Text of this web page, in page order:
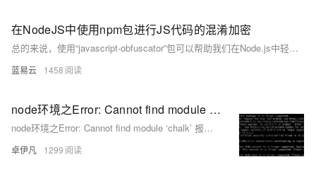
在NodeJS中使用npm包进行JS代码的混淆加密
总的来说，使用“javascript-obfuscator”包可以帮助我们在Node.js中轻松地混淆JavaScript代码。通过合理的配置，我们可以使混淆后的代码更难以理解，从而提高代码的保密性。
蓝易云 1458
node环境之Error: Cannot find module ‘chalk’ 报错无法解决的问题—-网上说让你npm install chalk 基本是没有用的-优雅草央千澈解决方案
node环境之Error: Cannot find module ‘chalk’ 报错无法解决的问题—-网上说让你npm install chalk 基本是没有用的-优雅草央千澈解决方案
卓伊凡 1299